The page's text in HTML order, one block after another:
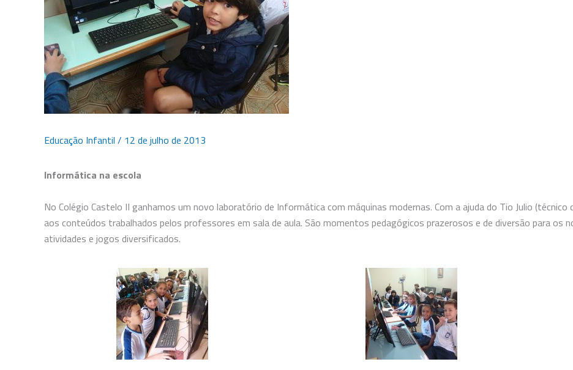
Educação Infantil / 12 de julho de 2013
Informática na escola
No Colégio Castelo II ganhamos um novo laboratório de Informática com máquinas modernas. Com a ajuda do Tio Julio
aos conteúdos trabalhados pelos professores em sala de aula. São momentos pedagógicos prazerosos e de diversão para os
atividades e jogos diversificados.